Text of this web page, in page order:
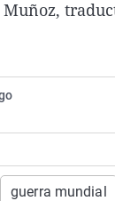
La
La
guerra mundial